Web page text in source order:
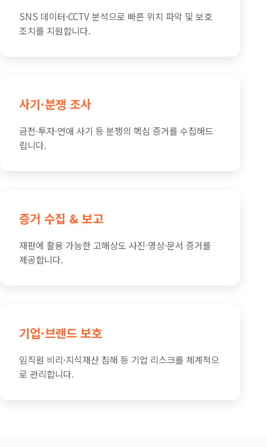
SNS 데이터·CCTV 분석으로 빠른 위치 파악 및 보호
조치를 지원합니다.
사기·분쟁 조사
금전·투자·연애 사기 등 분쟁의 핵심 증거를 수집해드
립니다.
증거 수집 & 보고
재판에 활용 가능한 고해상도 사진·영상·문서 증거를
제공합니다.
기업·브랜드 보호
임직원 비리·지식재산 침해 등 기업 리스크를 체계적으
로 관리합니다.